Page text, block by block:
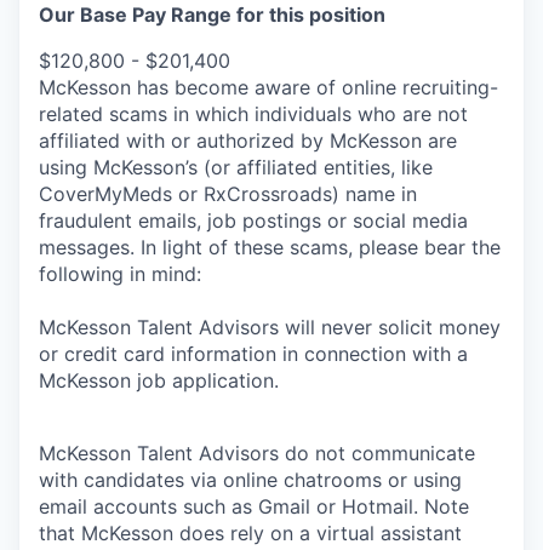
Our Base Pay Range for this position
$120,800 - $201,400
McKesson has become aware of online recruiting-
related scams in which individuals who are not
affiliated with or authorized by McKesson are
using McKesson’s (or affiliated entities, like
CoverMyMeds or RxCrossroads) name in
fraudulent emails, job postings or social media
messages. In light of these scams, please bear the
following in mind:
McKesson Talent Advisors will never solicit money
or credit card information in connection with a
McKesson job application.
McKesson Talent Advisors do not communicate
with candidates via online chatrooms or using
email accounts such as Gmail or Hotmail. Note
that McKesson does rely on a virtual assistant